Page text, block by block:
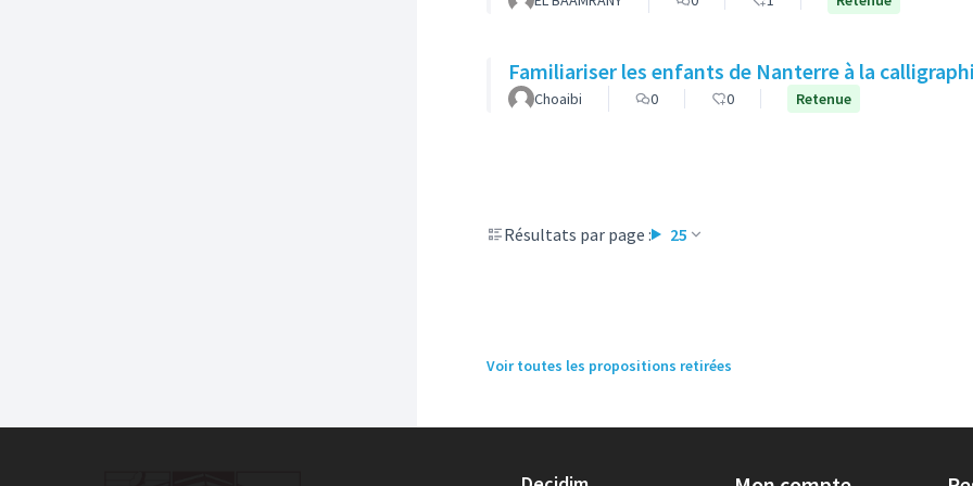
Familiariser les enfants de Nanterre à la
Choaibi 0 0 Retenue
Résultats par page : 25
Voir toutes les propositions retirées